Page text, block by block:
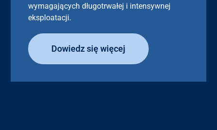
wymagających długotrwałej i intensywnej
eksploatacji.
Dowiedz się więcej